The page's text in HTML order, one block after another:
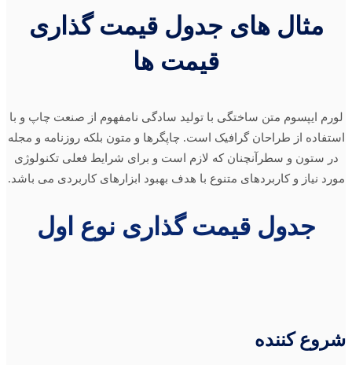
مثال های جدول قیمت گذاری
قیمت ها
لورم ایپسوم متن ساختگی با تولید سادگی نامفهوم از صنعت چاپ و با
استفاده از طراحان گرافیک است. چاپگرها و متون بلکه روزنامه و مجله
در ستون و سطرآنچنان که لازم است و برای شرایط فعلی تکنولوژی
مورد نیاز و کاربردهای متنوع با هدف بهبود ابزارهای کاربردی می باشد.
جدول قیمت گذاری نوع اول
شروع کننده